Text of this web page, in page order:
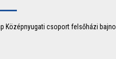
Középnyugati csoport felsőházi